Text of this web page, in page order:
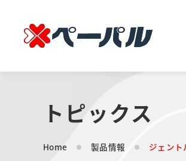
トピックス
Home 製品情報 ジェント